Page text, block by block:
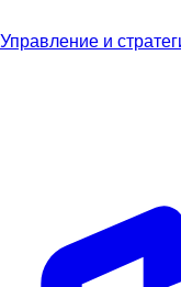
Управление и